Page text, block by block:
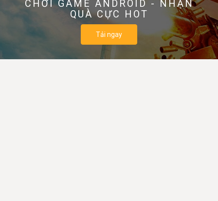
CHƠI GAME ANDROID - NHẬN
QUÀ CỰC HOT
Tải ngay